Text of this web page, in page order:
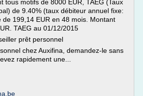
tous motifs de 8000 EUR, TAEG (Taux
de 9.40% (taux débiteur annuel fixe:
de 199,14 EUR en 48 mois. Montant
TAEG au 01/12/2015
prêt personnel
chez Auxifina, demandez-le sans
rapidement une...